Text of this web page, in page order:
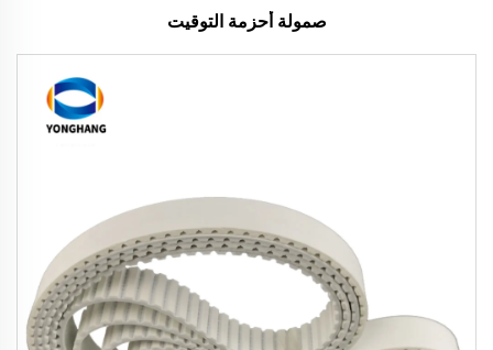
صمولة أحزمة التوقيت